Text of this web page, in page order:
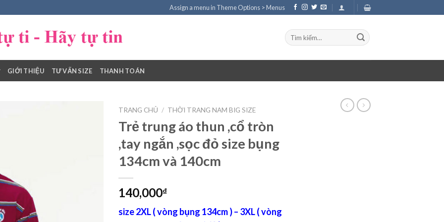
Assign a menu in Theme Options > Menus
Tìm
kiếm:
GIỚI THIỆU TƯ VẤN SIZE THANH TOÁN
TRANG CHỦ / THỜI TRANG NAM BIG SIZE
Trẻ trung áo thun ,cổ tròn
,tay ngắn ,sọc đỏ size bụng
134cm và 140cm
140,000₫
size 2XL ( vòng bụng 134cm ) – 3XL ( vòng